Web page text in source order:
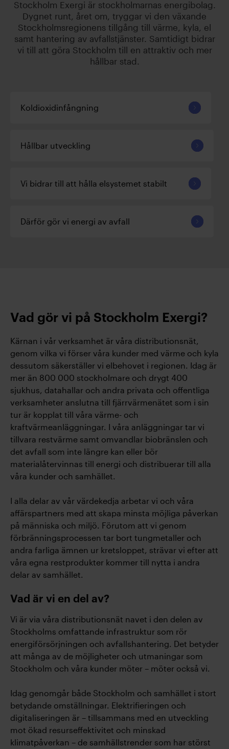
Stockholm Exergi är stockholmarnas energibolag.
Dygnet runt, året om, tryggar vi den växande
Stockholmsregionens tillgång till värme, kyla, el
samt hantering av avfallstjänster. Samtidigt bidrar
vi till att göra Stockholm till en attraktiv och mer
hållbar stad.
Koldioxidinfångning
Hållbar utveckling
Vi bidrar till att hålla elsystemet stabilt
Därför gör vi energi av avfall
Vad gör vi på Stockholm Exergi?
Kärnan i vår verksamhet är våra distributionsnät,
genom vilka vi förser våra kunder med värme och kyla
dessutom säkerställer vi elbehovet i regionen. Idag är
mer än 800 000 stockholmare och drygt 400
sjukhus, datahallar och andra privata och offentliga
verksamheter anslutna till fjärrvärmenätet som i sin
tur är kopplat till våra värme- och
kraftvärmeanläggningar. I våra anläggningar tar vi
tillvara restvärme samt omvandlar biobränslen och
det avfall som inte längre kan eller bör
materialåtervinnas till energi och distribuerar till alla
våra kunder och samhället.
I alla delar av vår värdekedja arbetar vi och våra
affärspartners med att skapa minsta möjliga påverkan
på människa och miljö. Förutom att vi genom
förbränningsprocessen tar bort tungmetaller och
andra farliga ämnen ur kretsloppet, strävar vi efter att
våra egna restprodukter kommer till nytta i andra
delar av samhället.
Vad är vi en del av?
Vi är via våra distributionsnät navet i den delen av
Stockholms omfattande infrastruktur som rör
energiförsörjningen och avfallshantering. Det betyder
att många av de möjligheter och utmaningar som
Stockholm och våra kunder möter – möter också vi.
Idag genomgår både Stockholm och samhället i stort
betydande omställningar. Elektrifieringen och
digitaliseringen är – tillsammans med en utveckling
mot ökad resurseffektivitet och minskad
klimatpåverkan – de samhällstrender som har störst